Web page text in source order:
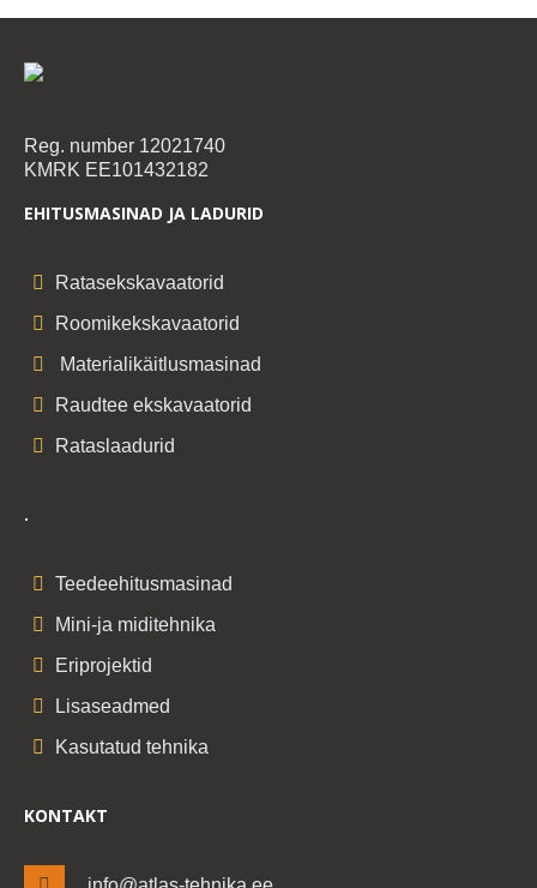
Reg. number 12021740
KMRK EE101432182
EHITUSMASINAD JA LADURID
Ratasekskavaatorid
Roomikekskavaatorid
Materialikäitlusmasinad
Raudtee ekskavaatorid
Rataslaadurid
.
Teedeehitusmasinad
Mini-ja miditehnika
Eriprojektid
Lisaseadmed
Kasutatud tehnika
KONTAKT